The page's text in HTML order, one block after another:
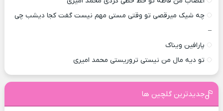
چه شیک میرقصی تو وقتی مستی مهم نیست گفت کجا دیشب چی
–
پارافین ویناک
تو دیه مال من نیستی تروریستی محمد امیری
جدیدترین گلچین ها